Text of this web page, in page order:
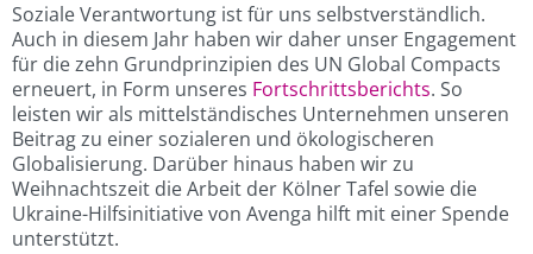
Soziale Verantwortung ist für uns selbstverständlich.
Auch in diesem Jahr haben wir daher unser Engagement
für die zehn Grundprinzipien des UN Global Compacts
erneuert, in Form unseres Fortschrittsberichts. So
leisten wir als mittelständisches Unternehmen unseren
Beitrag zu einer sozialeren und ökologischeren
Globalisierung. Darüber hinaus haben wir zu
Weihnachtszeit die Arbeit der Kölner Tafel sowie die
Ukraine-Hilfsinitiative von Avenga hilft mit einer Spende
unterstützt.